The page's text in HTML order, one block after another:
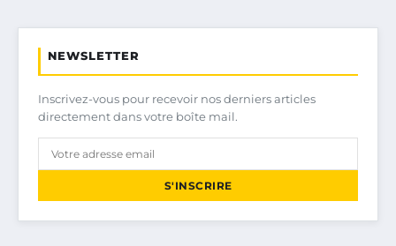
NEWSLETTER
Inscrivez-vous pour recevoir nos derniers articles
directement dans votre boîte mail.
S'INSCRIRE